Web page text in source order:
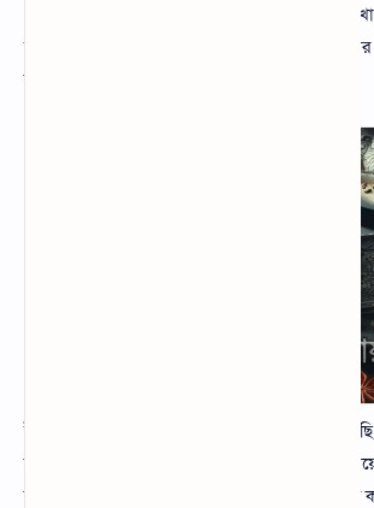
খাওয়ার অভ্যাস করবেন প্রতিদিন সকালে এবং রাতে
আপনি কফির বিভিন্ন ফেসপ্যাক রয়েছে যেগুলো ব্যবহার
ইতিমধ্যে বিভিন্ন বিষয় সম্পর্কে আপনাদেরকে
করে উপকার পাওয়া যায়। তাই এখন দেখুন কফি
কফি ব্যবহার করে ফর্সা হওয়ার জন্য আপনাকে